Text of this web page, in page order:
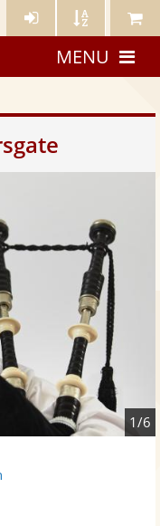
Künstler- Künstler Meine
MENU
1/6